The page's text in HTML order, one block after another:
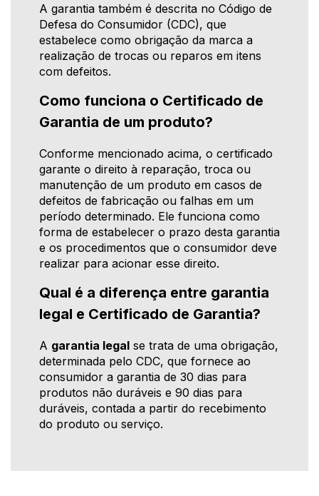
A garantia também é descrita no Código de
Defesa do Consumidor (CDC), que
estabelece como obrigação da marca a
realização de trocas ou reparos em itens
com defeitos.
Como funciona o Certificado de
Garantia de um produto?
Conforme mencionado acima, o certificado
garante o direito à reparação, troca ou
manutenção de um produto em casos de
defeitos de fabricação ou falhas em um
período determinado. Ele funciona como
forma de estabelecer o prazo desta garantia
e os procedimentos que o consumidor deve
realizar para acionar esse direito.
Qual é a diferença entre garantia
legal e Certificado de Garantia?
A garantia legal se trata de uma obrigação,
determinada pelo CDC, que fornece ao
consumidor a garantia de 30 dias para
produtos não duráveis e 90 dias para
duráveis, contada a partir do recebimento
do produto ou serviço.